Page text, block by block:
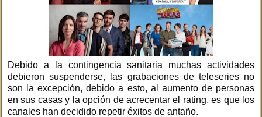
Debido a la contingencia sanitaria muchas actividades
debieron suspenderse, las grabaciones de teleseries no
son la excepción, debido a esto, al aumento de personas
en sus casas y la opción de acrecentar el rating, es que los
canales han decidido repetir éxitos de antaño.